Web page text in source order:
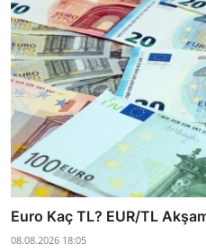
Euro Kaç TL? EUR/TL
08.08.2026 18:05